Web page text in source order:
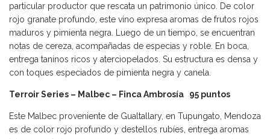
particular productor que rescata un patrimonio único. De color
rojo granate profundo, este vino expresa aromas de frutos rojos
maduros y pimienta negra. Luego de un tiempo, se encuentran
notas de cereza, acompañadas de especias y roble. En boca,
entrega taninos ricos y aterciopelados. Su estructura es densa y
con toques especiados de pimienta negra y canela.
Terroir Series – Malbec – Finca Ambrosía 95 puntos
Este Malbec proveniente de Gualtallary, en Tupungato, Mendoza
es de color rojo profundo y destellos rubíes, entrega aromas